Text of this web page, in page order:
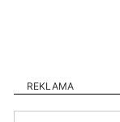
REKLAMA